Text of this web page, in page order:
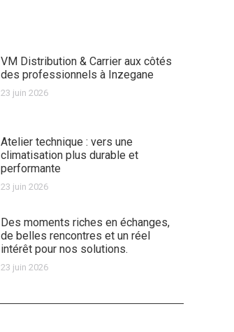
VM Distribution & Carrier aux côtés
des professionnels à Inzegane
23 juin 2026
Atelier technique : vers une
climatisation plus durable et
performante
23 juin 2026
Des moments riches en échanges,
de belles rencontres et un réel
intérêt pour nos solutions.
23 juin 2026